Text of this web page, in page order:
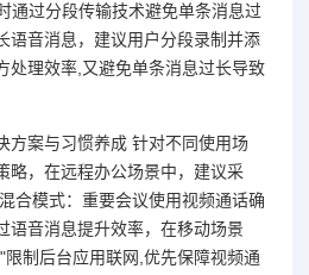
通过分段传输技术避免单条消息过
语音消息，建议用户分段录制并添
处理效率,又避免单条消息过长导致
方案与习惯养成 针对不同使用场
略，在远程办公场景中，建议采
合模式：重要会议使用视频通话确
语音消息提升效率，在移动场景
制后台应用联网,优先保障视频通